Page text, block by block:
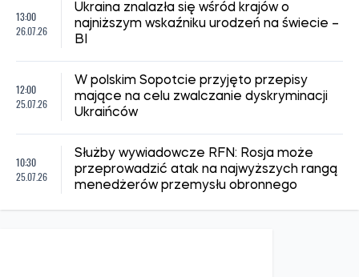
13:00
26.07.26
Ukraina znalazła się wśród krajów o
najniższym wskaźniku urodzeń na świecie –
BI
12:00
25.07.26
W polskim Sopotcie przyjęto przepisy
mające na celu zwalczanie dyskryminacji
Ukraińców
10:30
25.07.26
Służby wywiadowcze RFN: Rosja może
przeprowadzić atak na najwyższych rangą
menedżerów przemysłu obronnego